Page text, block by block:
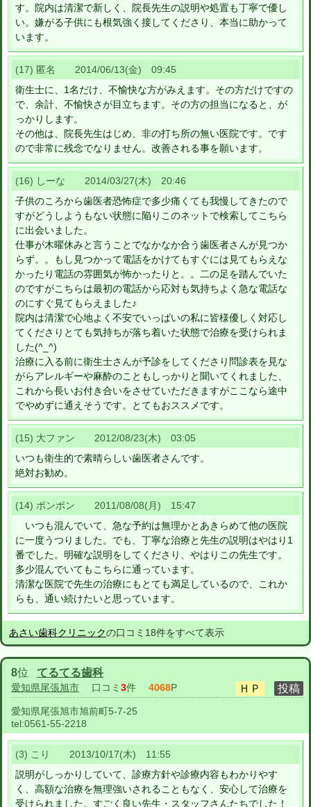
す。院内は清潔で新しく、院長先生の説明や処置も丁寧で優し
い。嫌がる子供にも根気強く接してくださり、本当に助かって
います。
(17) 匿名 2014/06/13(金) 09:45
衛生士に、1名だけ、不愉快な方がみえます。その方だけですの
で、余計、不愉快さが目立ちます。その方の担当になると、が
っかりします。
その他は、院長先生はじめ、非の打ち所の無い医院です。です
ので非常に残念でなりません。改善される事を願います。
(16) しーな 2014/03/27(木) 20:46
子供のころから歯医者恐怖症で多少痛くても我慢してきたので
すがどうしようもない状態に陥りこのネットで検索してこちら
に出会いました。
仕事が木曜休みと言うことでなかなか合う歯医者さんが見つか
らず。。もし見つかって電話をかけてもすぐには見てもらえな
かったり電話の雰囲気が怖かったりと。。二の足を踏んでいた
のですがこちらは最初の電話から応対も気持ちよく急な電話な
のにすぐ見てもらえました♪
院内は清潔で心地よく不安でいっぱいの私に皆様優しく対応し
てくださりとても気持ちが落ち着いた状態で治療を受けられま
した(^_^)
治療に入る前に衛生士さんが予診をしてくださり問診表を見な
がらアレルギーや麻酔のこともしっかりと聞いてくれました、
これから長いお付き合いをさせていただきますがここなら途中
でやめずに通えそうです。とてもおススメです。
(15) 大ファン 2012/08/23(木) 03:05
いつも衛生的で素晴らしい歯医者さんです。
絶対お勧め。
(14) ポンポン 2011/08/08(月) 15:47
いつも混んでいて、急な予約は無理かとあきらめて他の医院
に一度うつりました。でも、丁寧な治療と先生の説明はやはり1
番でした。明確な説明をしてくださり、やはりこの先生です。
多少混んでいてもこちらに通っています。
清潔な医院で先生の治療にもとても満足しているので、これか
らも、通い続けたいと思っています。
あさい歯科クリニックの口コミ18件をすべて表示
8位 てるてる歯科
愛知県尾張旭市 口コミ 3件 4068P
愛知県尾張旭市旭前町5-7-25
tel:0561-55-2218
(3) こり 2013/10/17(木) 11:55
説明がしっかりしていて、診療方針や診療内容もわかりやす
く、高額な治療を無理強いされることもなく、安心して治療を
受けられました。すごく良い先生・スタッフさんたちでした！